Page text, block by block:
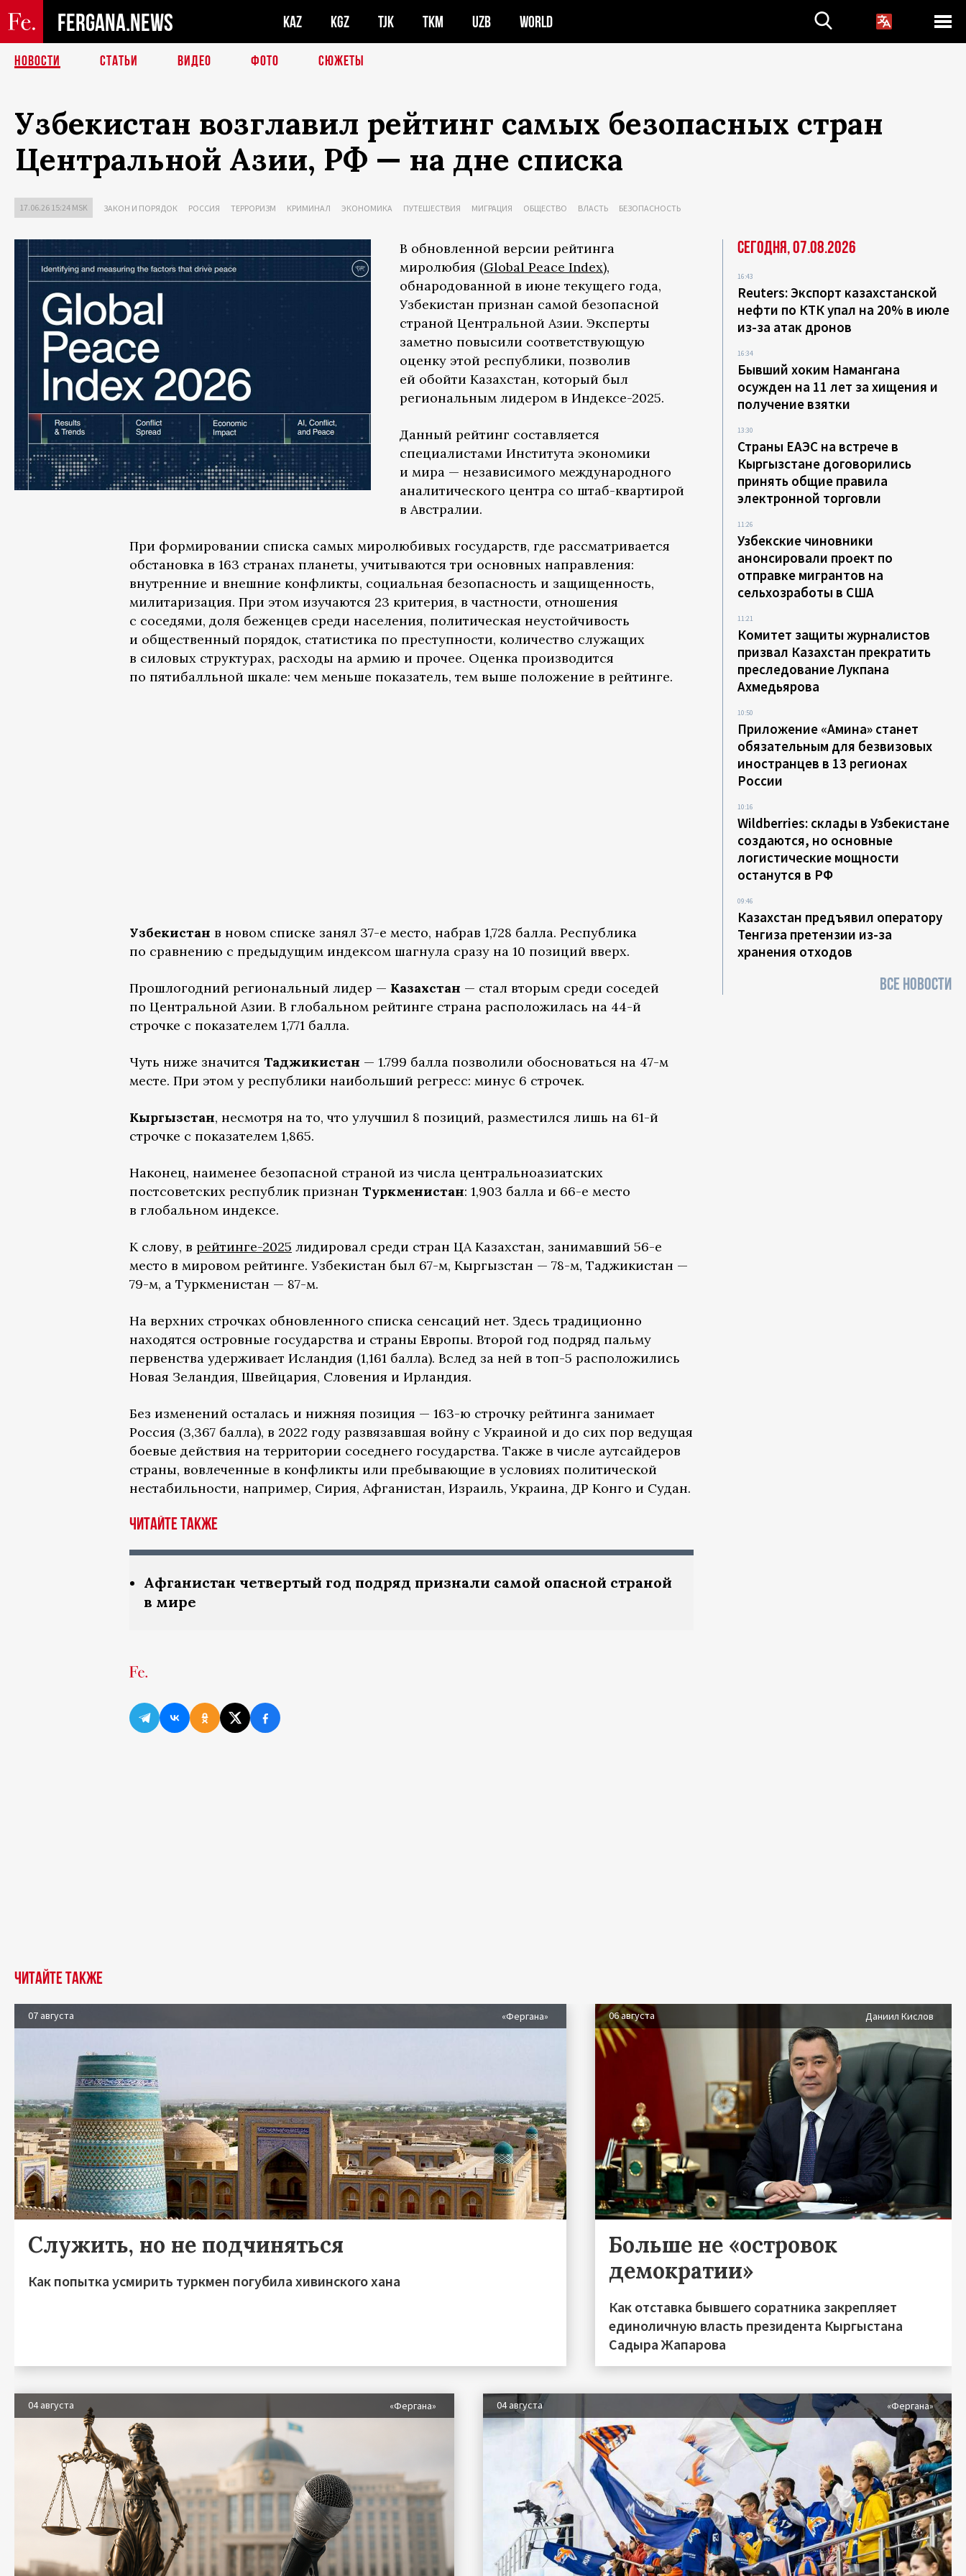
FERGANA.NEWS KAZ KGZ TJK TKM UZB WORLD
НОВОСТИ СТАТЬИ ВИДЕО ФОТО СЮЖЕТЫ
Узбекистан возглавил рейтинг самых безопасных стран
Центральной Азии, РФ — на дне списка
17.06.26 15:24 MSK ЗАКОН И ПОРЯДОК РОССИЯ ТЕРРОРИЗМ КРИМИНАЛ ЭКОНОМИКА ПУТЕШЕСТВИЯ МИГРАЦИЯ ОБЩЕСТВО ВЛАСТЬ БЕЗОПАСНОСТЬ
В обновленной версии рейтинга
миролюбия (Global Peace Index),
обнародованной в июне текущего года,
Узбекистан признан самой безопасной
страной Центральной Азии. Эксперты
заметно повысили соответствующую
оценку этой республики, позволив
ей обойти Казахстан, который был
региональным лидером в Индексе-2025.
Данный рейтинг составляется
специалистами Института экономики
и мира — независимого международного
аналитического центра со штаб-квартирой
в Австралии.
При формировании списка самых миролюбивых государств, где рассматривается
обстановка в 163 странах планеты, учитываются три основных направления:
внутренние и внешние конфликты, социальная безопасность и защищенность,
милитаризация. При этом изучаются 23 критерия, в частности, отношения
с соседями, доля беженцев среди населения, политическая неустойчивость
и общественный порядок, статистика по преступности, количество служащих
в силовых структурах, расходы на армию и прочее. Оценка производится
по пятибалльной шкале: чем меньше показатель, тем выше положение в рейтинге.
Узбекистан в новом списке занял 37-е место, набрав 1,728 балла. Республика
по сравнению с предыдущим индексом шагнула сразу на 10 позиций вверх.
Прошлогодний региональный лидер — Казахстан — стал вторым среди соседей
по Центральной Азии. В глобальном рейтинге страна расположилась на 44-й
строчке с показателем 1,771 балла.
Чуть ниже значится Таджикистан — 1.799 балла позволили обосноваться на 47-м
месте. При этом у республики наибольший регресс: минус 6 строчек.
Кыргызстан, несмотря на то, что улучшил 8 позиций, разместился лишь на 61-й
строчке с показателем 1,865.
Наконец, наименее безопасной страной из числа центральноазиатских
постсоветских республик признан Туркменистан: 1,903 балла и 66-е место
в глобальном индексе.
К слову, в рейтинге-2025 лидировал среди стран ЦА Казахстан, занимавший 56-е
место в мировом рейтинге. Узбекистан был 67-м, Кыргызстан — 78-м, Таджикистан —
79-м, а Туркменистан — 87-м.
На верхних строчках обновленного списка сенсаций нет. Здесь традиционно
находятся островные государства и страны Европы. Второй год подряд пальму
первенства удерживает Исландия (1,161 балла). Вслед за ней в топ-5 расположились
Новая Зеландия, Швейцария, Словения и Ирландия.
Без изменений осталась и нижняя позиция — 163-ю строчку рейтинга занимает
Россия (3,367 балла), в 2022 году развязавшая войну с Украиной и до сих пор ведущая
боевые действия на территории соседнего государства. Также в числе аутсайдеров
страны, вовлеченные в конфликты или пребывающие в условиях политической
нестабильности, например, Сирия, Афганистан, Израиль, Украина, ДР Конго и Судан.
Читайте также
Афганистан четвертый год подряд признали самой опасной страной
в мире
Сегодня, 07.08.2026
16:43
Reuters: Экспорт казахстанской
нефти по КТК упал на 20% в июле
из-за атак дронов
16:34
Бывший хоким Намангана
осужден на 11 лет за хищения и
получение взятки
13:30
Страны ЕАЭС на встрече в
Кыргызстане договорились
принять общие правила
электронной торговли
11:26
Узбекские чиновники
анонсировали проект по
отправке мигрантов на
сельхозработы в США
11:21
Комитет защиты журналистов
призвал Казахстан прекратить
преследование Лукпана
Ахмедьярова
10:50
Приложение «Амина» станет
обязательным для безвизовых
иностранцев в 13 регионах
России
10:16
Wildberries: склады в Узбекистане
создаются, но основные
логистические мощности
останутся в РФ
09:46
Казахстан предъявил оператору
Тенгиза претензии из-за
хранения отходов
ВСЕ НОВОСТИ
Читайте также
07 августа «Фергана»
Служить, но не подчиняться
Как попытка усмирить туркмен погубила хивинского хана
06 августа Даниил Кислов
Больше не «островок
демократии»
Как отставка бывшего соратника закрепляет
единоличную власть президента Кыргыстана
Садыра Жапарова
04 августа «Фергана» 04 августа «Фергана»